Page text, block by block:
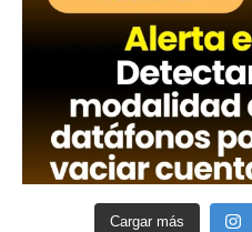
Cargar más